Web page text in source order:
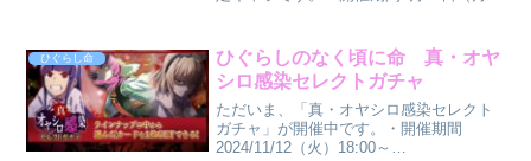
AS1で防御力と打耐性をダウンさせる。
さらにAS...
ひぐらし命
ひぐらしのなく頃に命 真・オヤ
シロ感染セレクトガチャ
ただいま、「真・オヤシロ感染セレクト
ガチャ」が開催中です。・開催期間
2024/11/12（火）18:00～